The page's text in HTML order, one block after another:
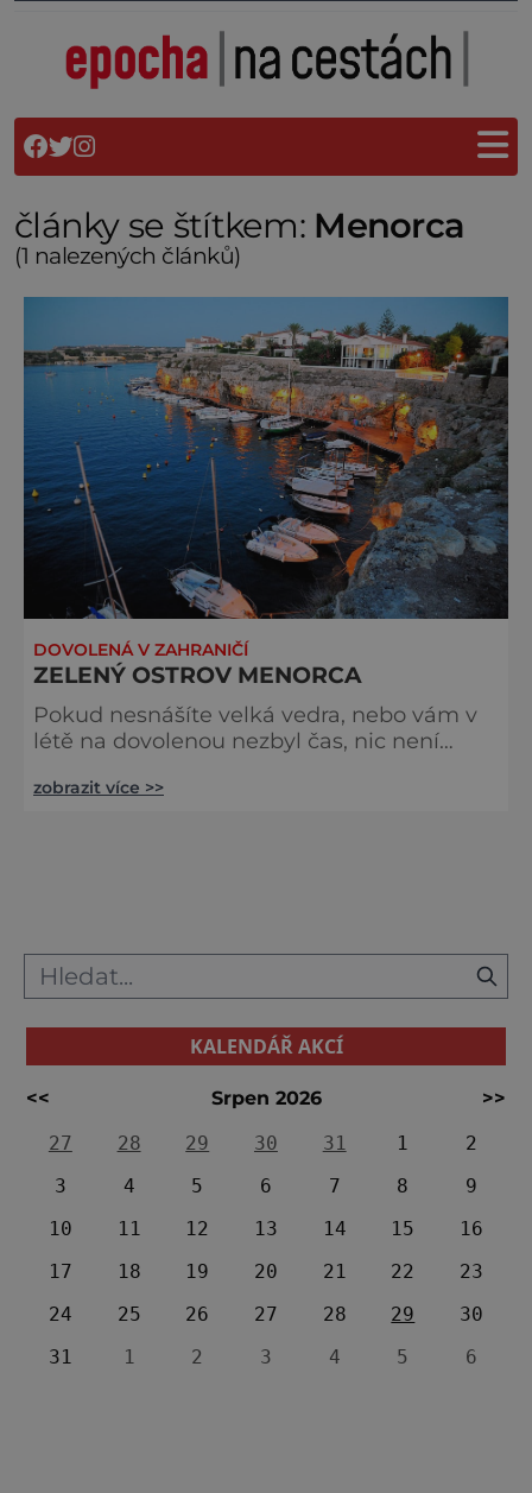
články se štítkem: Menorca
(1 nalezených článků)
DOVOLENÁ V ZAHRANIČÍ
ZELENÝ OSTROV MENORCA
Pokud nesnášíte velká vedra, nebo vám v
létě na dovolenou nezbyl čas, nic není
náruč. Název pochází z latinského Insula
už dávno ve dne v noci o
zobrazit více >>
KALENDÁŘ AKCÍ
<< Srpen 2026
>>
27
28 29 30 31 1
2
3
4 5 6 7 8
9
10
11 12 13 14 15
16
17
18 19 20 21 22
23
24
25 26 27 28 29
30
31
1 2 3 4 5 6